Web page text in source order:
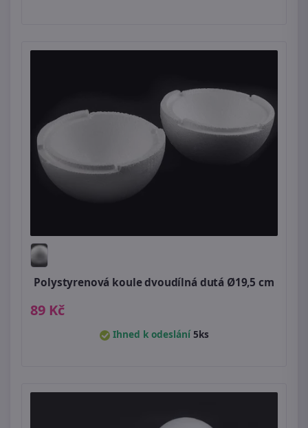
Polystyrenová koule dvoudílná dutá Ø19,5 cm
89 Kč
Ihned k odeslání5ks